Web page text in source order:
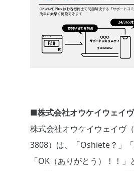
■株式会社オウケイウェイ
株式会社オウケイウェイヴ
3808）は、「Oshiete？」
「OK（ありがとう）！！